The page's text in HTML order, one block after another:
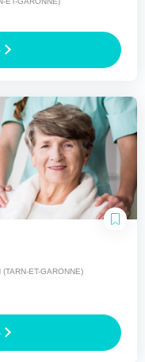
ET-GARONNE)